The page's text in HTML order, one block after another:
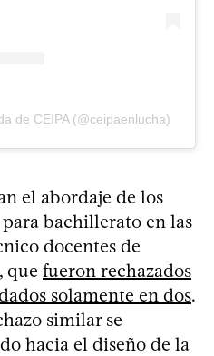
de CEIPA (@ceipaenlucha)
el abordaje de los
bachillerato en las
docentes de
que fueron rechazados
solamente en dos.
similar se
hacia el diseño de la